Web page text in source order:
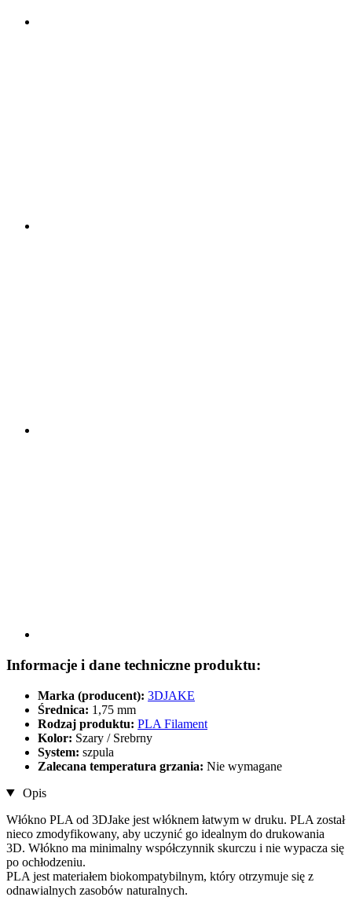
Informacje i dane techniczne produktu:
Marka (producent): 3DJAKE
Średnica: 1,75 mm
Rodzaj produktu: PLA Filament
Kolor: Szary / Srebrny
System: szpula
Zalecana temperatura grzania: Nie wymagane
Opis
Włókno PLA od 3DJake jest włóknem łatwym w druku. PLA został
nieco zmodyfikowany, aby uczynić go idealnym do drukowania
3D. Włókno ma minimalny współczynnik skurczu i nie wypacza się
po ochłodzeniu.
PLA jest materiałem biokompatybilnym, który otrzymuje się z
odnawialnych zasobów naturalnych.